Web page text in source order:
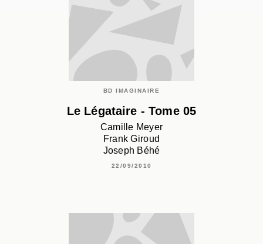
BD IMAGINAIRE
Le Légataire - Tome 05
Camille Meyer
Frank Giroud
Joseph Béhé
22/09/2010